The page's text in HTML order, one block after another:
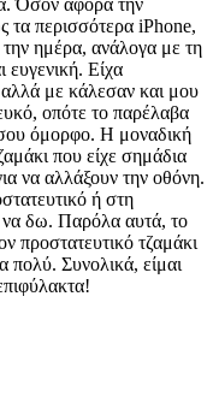
τα περισσότερα iPhone,
την ημέρα, ανάλογα με τη
Είχα
με κάλεσαν και μου
οπότε το παρέλαβα
όμορφο. Η μοναδική
που είχε σημάδια
να αλλάξουν την οθόνη.
ή στη
να δω. Παρόλα αυτά, το
προστατευτικό τζαμάκι
πολύ. Συνολικά, είμαι